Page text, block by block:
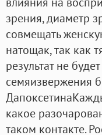
зрения, диаметр
совмещать
натощак, так как
результат не
семяизвержения
какое
таком контакте.